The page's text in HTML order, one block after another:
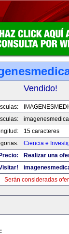
Vendido!
15 caracteres
Ciencia e
Precio:
Realizar una
Serán consideradas